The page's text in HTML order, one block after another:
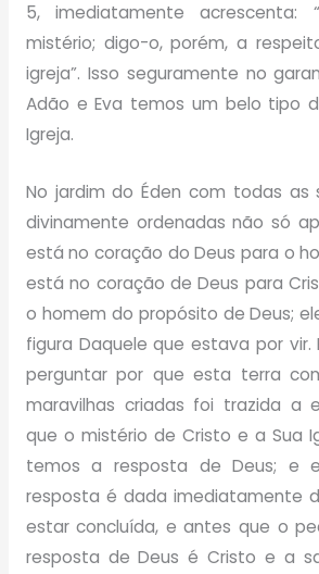
5, imediatamente acrescenta:
mistério; digo-o, porém, a
igreja”. Isso seguramente no
Adão e Eva temos um belo tipo
Igreja.
No jardim do Éden com todas as
divinamente ordenadas não só
está no coração do Deus para o
está no coração de Deus para
o homem do propósito de Deus;
figura Daquele que estava por vir.
perguntar por que esta terra
maravilhas criadas foi trazida a
que o mistério de Cristo e a Sua
temos a resposta de Deus; e
resposta é dada imediatamente
estar concluída, e antes que o
resposta de Deus é Cristo e a